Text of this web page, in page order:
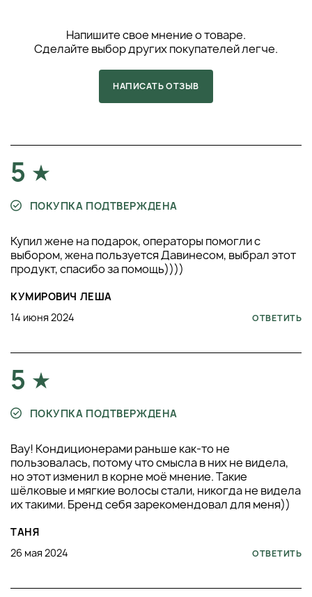
Напишите свое мнение о товаре.
Сделайте выбор других покупателей легче.
НАПИСАТЬ ОТЗЫВ
5
ПОКУПКА ПОДТВЕРЖДЕНА
Купил жене на подарок, операторы помогли с
выбором, жена пользуется Давинесом, выбрал этот
продукт, спасибо за помощь))))
КУМИРОВИЧ ЛЕША
14 июня 2024
ОТВЕТИТЬ
5
ПОКУПКА ПОДТВЕРЖДЕНА
Вау! Кондиционерами раньше как-то не
пользовалась, потому что смысла в них не видела,
но этот изменил в корне моё мнение. Такие
шёлковые и мягкие волосы стали, никогда не видела
их такими. Бренд себя зарекомендовал для меня))
ТАНЯ
26 мая 2024
ОТВЕТИТЬ